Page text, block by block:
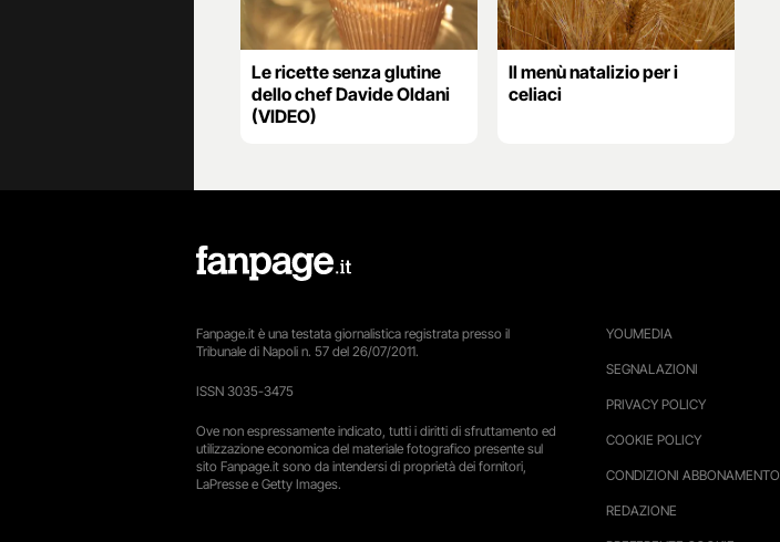
Le ricette senza glutine
dello chef Davide Oldani
(VIDEO)
Il menù natalizio per i
celiaci
YOUMEDIA
SEGNALAZIONI
PRIVACY POLICY
COOKIE POLICY
CONDIZIONI ABBONAMENTO
REDAZIONE
Fanpage.it è una testata giornalistica registrata presso il
Tribunale di Napoli n. 57 del 26/07/2011.
ISSN 3035-3475
Ove non espressamente indicato, tutti i diritti di sfruttamento ed
utilizzazione economica del materiale fotografico presente sul
sito Fanpage.it sono da intendersi di proprietà dei fornitori,
LaPresse e Getty Images.